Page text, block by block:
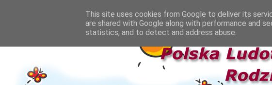
This site uses cookies from Google to deliver its
are shared with Google along with performance and
statistics, and to detect and address abuse.